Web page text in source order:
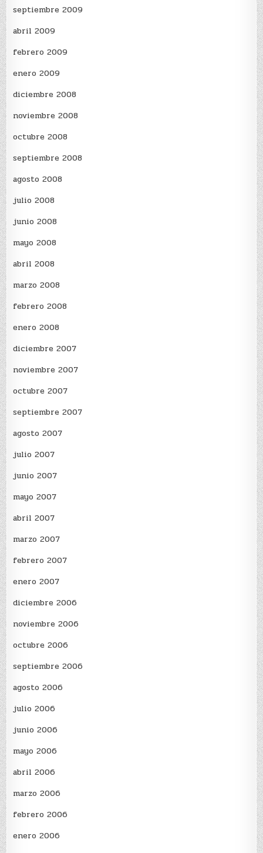
septiembre 2009
abril 2009
febrero 2009
enero 2009
diciembre 2008
noviembre 2008
octubre 2008
septiembre 2008
agosto 2008
julio 2008
junio 2008
mayo 2008
abril 2008
marzo 2008
febrero 2008
enero 2008
diciembre 2007
noviembre 2007
octubre 2007
septiembre 2007
agosto 2007
julio 2007
junio 2007
mayo 2007
abril 2007
marzo 2007
febrero 2007
enero 2007
diciembre 2006
noviembre 2006
octubre 2006
septiembre 2006
agosto 2006
julio 2006
junio 2006
mayo 2006
abril 2006
marzo 2006
febrero 2006
enero 2006